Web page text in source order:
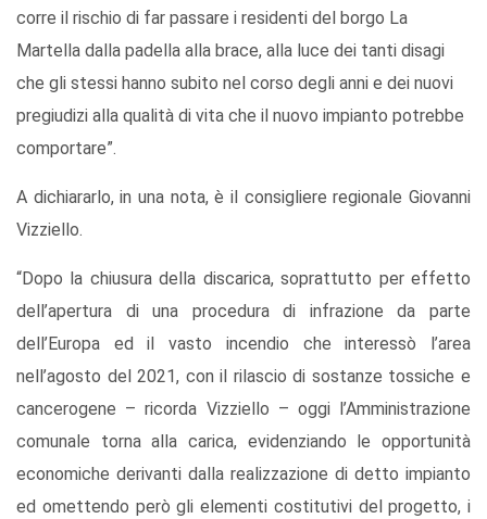
corre il rischio di far passare i residenti del borgo La
Martella dalla padella alla brace, alla luce dei tanti disagi
che gli stessi hanno subito nel corso degli anni e dei nuovi
pregiudizi alla qualità di vita che il nuovo impianto potrebbe
comportare”.
A dichiararlo, in una nota, è il consigliere regionale Giovanni
Vizziello.
“Dopo la chiusura della discarica, soprattutto per effetto
dell’apertura di una procedura di infrazione da parte
dell’Europa ed il vasto incendio che interessò l’area
nell’agosto del 2021, con il rilascio di sostanze tossiche e
cancerogene – ricorda Vizziello – oggi l’Amministrazione
comunale torna alla carica, evidenziando le opportunità
economiche derivanti dalla realizzazione di detto impianto
ed omettendo però gli elementi costitutivi del progetto, i